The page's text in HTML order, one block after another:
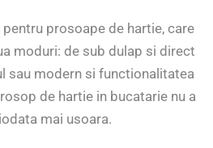
prosoape de hartie, care
moduri: de sub dulap si direct
sau modern si functionalitatea
de hartie in bucatarie nu a
mai usoara.